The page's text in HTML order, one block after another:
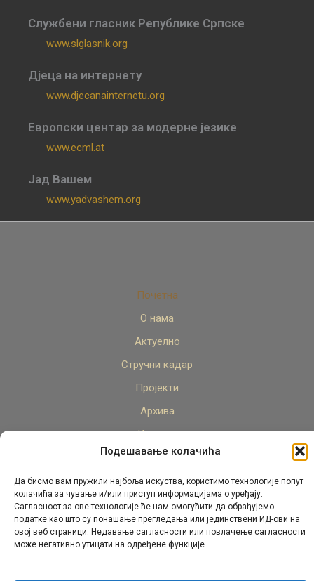
Подешавање колачића
Да бисмо вам пружили најбоља искуства, користимо технологије попут
колачића за чување и/или приступ информацијама о уређају.
Сагласност за ове технологије ће нам омогућити да обрађујемо
податке као што су понашање прегледања или јединствени ИД-ови на
овој веб страници. Недавање сагласности или повлачење сагласности
може негативно утицати на одређене функције.
Службени гласник Републике Српске
www.slglasnik.org
Дјеца на интернету
www.djecanainternetu.org
Европски центар за модерне језике
www.ecml.at
Јад Вашем
www.yadvashem.org
Почетна
О нама
Актуелно
Стручни кадар
Пројекти
Архива
Контакт
© Републички педагошки завод Републике Српске.